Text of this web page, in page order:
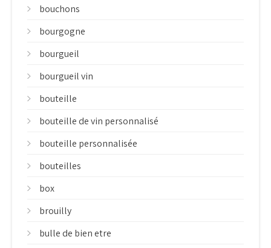
bouchons
bourgogne
bourgueil
bourgueil vin
bouteille
bouteille de vin personnalisé
bouteille personnalisée
bouteilles
box
brouilly
bulle de bien etre